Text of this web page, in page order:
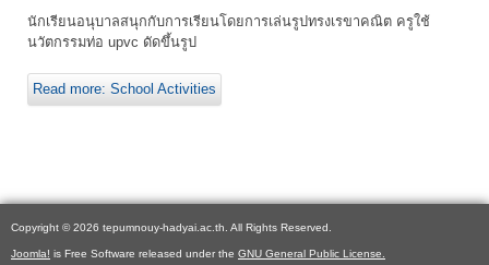
นักเรียนอนุบาลสนุกกับการเรียนโดยการเล่นรูปทรงเรขาคณิต ครูใช้
นวัตกรรมท่อ upvc ดัดขึ้นรูป
Read more: School Activities
Copyright © 2026 tepumnouy-hadyai.ac.th. All Rights Reserved.
Joomla! is Free Software released under the GNU General Public License.